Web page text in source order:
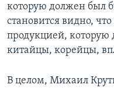
которую должен был
становится видно,
продукцией,
китайцы, корейцы,
В целом, Михаил